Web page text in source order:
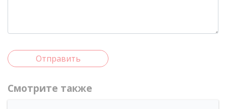
Отправить
Смотрите также